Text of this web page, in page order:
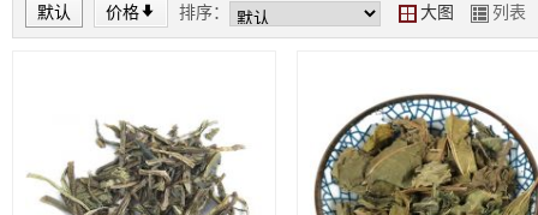
默认 价格* 排序： Y 大图 Z 列表